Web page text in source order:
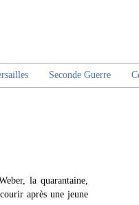
Seconde Guerre
la quarantaine,
après une jeune